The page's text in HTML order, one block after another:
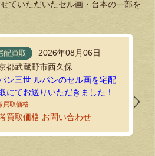
ていただいたセル画・台本の一部を
配買取
2026年08月06日
都武蔵野市西久保
ン三世 ルパンのセル画を宅配
にてお送りいただきました！
買取価格 お問い合わせ